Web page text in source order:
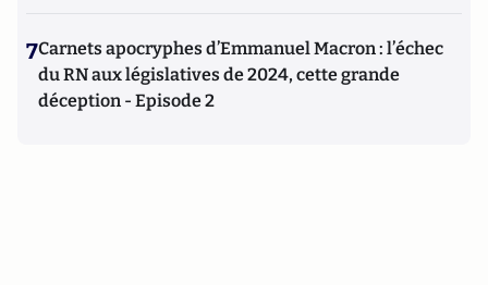
7Carnets apocryphes d’Emmanuel Macron : l’échec
du RN aux législatives de 2024, cette grande
déception - Episode 2